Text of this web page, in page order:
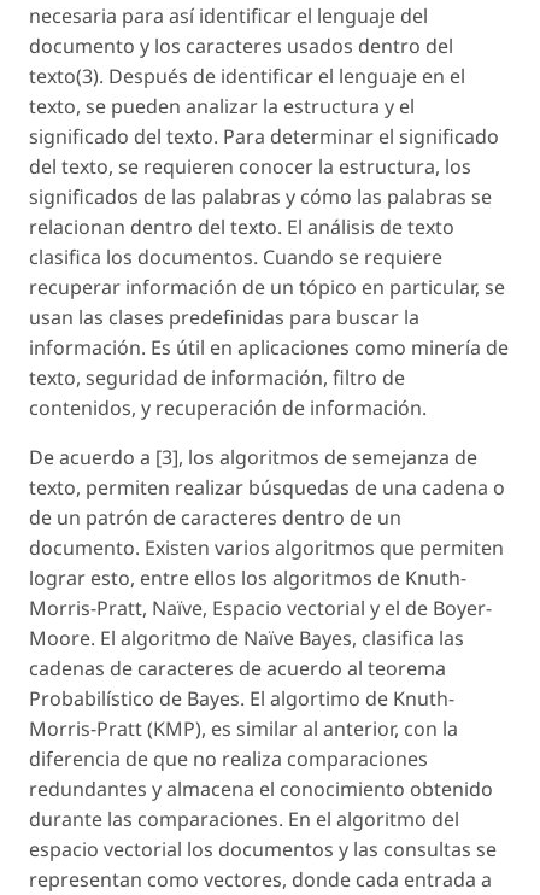
necesaria para así identificar el lenguaje del
documento y los caracteres usados dentro del
texto(3). Después de identificar el lenguaje en el
texto, se pueden analizar la estructura y el
significado del texto. Para determinar el significado
del texto, se requieren conocer la estructura, los
significados de las palabras y cómo las palabras se
relacionan dentro del texto. El análisis de texto
clasifica los documentos. Cuando se requiere
recuperar información de un tópico en particular, se
usan las clases predefinidas para buscar la
información. Es útil en aplicaciones como minería de
texto, seguridad de información, filtro de
contenidos, y recuperación de información.
De acuerdo a [3], los algoritmos de semejanza de
texto, permiten realizar búsquedas de una cadena o
de un patrón de caracteres dentro de un
documento. Existen varios algoritmos que permiten
lograr esto, entre ellos los algoritmos de Knuth-
Morris-Pratt, Naïve, Espacio vectorial y el de Boyer-
Moore. El algoritmo de Naïve Bayes, clasifica las
cadenas de caracteres de acuerdo al teorema
Probabilístico de Bayes. El algortimo de Knuth-
Morris-Pratt (KMP), es similar al anterior, con la
diferencia de que no realiza comparaciones
redundantes y almacena el conocimiento obtenido
durante las comparaciones. En el algoritmo del
espacio vectorial los documentos y las consultas se
representan como vectores, donde cada entrada a